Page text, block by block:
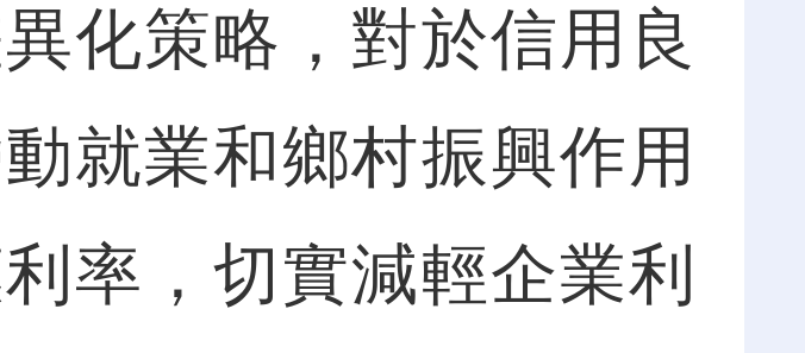
化策略，對於信用良
就業和鄉村振興作用
率，切實減輕企業利